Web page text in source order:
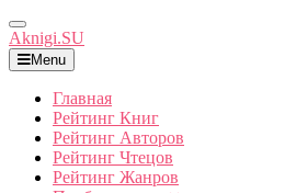
Toggle
Navigation
Aknigi.SU
Menu
Главная
Рейтинг Книг
Рейтинг Авторов
Рейтинг Чтецов
Рейтинг Жанров